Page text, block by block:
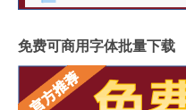
免费可商用字体批量下载